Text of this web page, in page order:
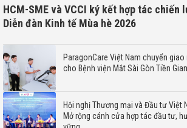
HCM-SME và VCCI ký kết hợp tác chiến
Diễn đàn Kinh tế Mùa hè 2026
ParagonCare Việt Nam chuyển
cho Bệnh viện Mắt Sài Gòn Tiền
Hội nghị Thương mại và Đầu tư Việt
Mở rộng cánh cửa hợp tác đầu tư,